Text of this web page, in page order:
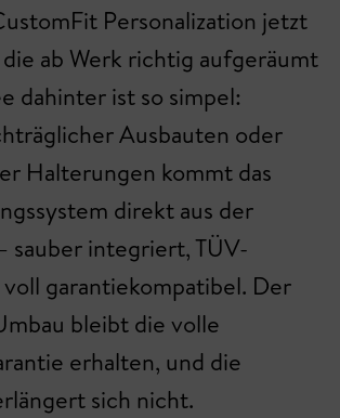
Personalization jetzt
ab Werk richtig aufgeräumt
dahinter ist so simpel:
Ausbauten oder
Halterungen kommt das
direkt aus der
sauber integriert, TÜV-
garantiekompatibel. Der
bleibt die volle
erhalten, und die
sich nicht.